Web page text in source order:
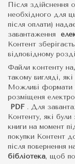
Після здійснення
необхідного для
після оплати)
завантаження
Контент
відповідному
Файли контенту
такому вигляді,
Можливі формати
розміщеня
PDF . Для
Контенту, які були
книги на момент
покупки Контент
після повернення
бібліотека, щоб